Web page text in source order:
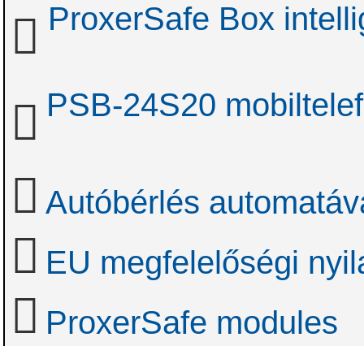
ProxerSafe Box
PSB-24S20
Autóbérlés
EU megfelelőségi
ProxerSafe modules